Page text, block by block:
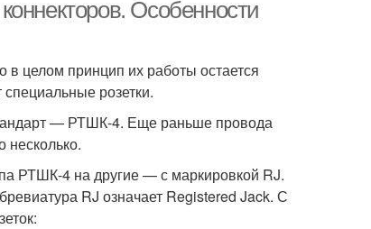
Особенности
целом принцип их работы остается
розетки.
— РТШК-4. Еще раньше провода
несколько.
РТШК-4 на другие — с маркировкой RJ.
RJ означает Registered Jack. С